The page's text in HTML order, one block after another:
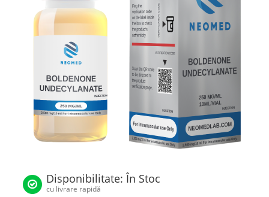
Disponibilitate: În Stoc
cu livrare rapidă